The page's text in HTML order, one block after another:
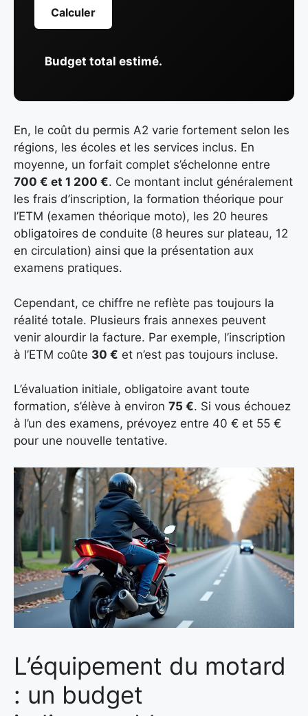
Calculer
Budget total estimé.
En, le coût du permis A2 varie fortement selon les
régions, les écoles et les services inclus. En
moyenne, un forfait complet s’échelonne entre
700 € et 1 200 €. Ce montant inclut généralement
les frais d’inscription, la formation théorique pour
l’ETM (examen théorique moto), les 20 heures
obligatoires de conduite (8 heures sur plateau, 12
en circulation) ainsi que la présentation aux
examens pratiques.
Cependant, ce chiffre ne reflète pas toujours la
réalité totale. Plusieurs frais annexes peuvent
venir alourdir la facture. Par exemple, l’inscription
à l’ETM coûte 30 € et n’est pas toujours incluse.
L’évaluation initiale, obligatoire avant toute
formation, s’élève à environ 75 €. Si vous échouez
à l’un des examens, prévoyez entre 40 € et 55 €
pour une nouvelle tentative.
L’équipement du motard
: un budget